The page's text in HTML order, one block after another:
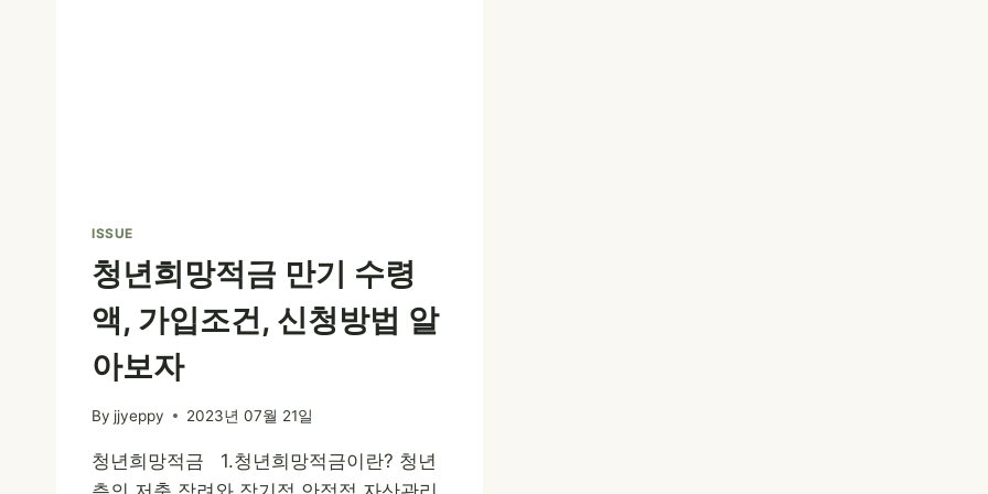
ISSUE
청년희망적금 만기 수령
액, 가입조건, 신청방법 알
아보자
By jjyeppy 2023년 07월 21일
청년희망적금 1.청년희망적금이란? 청년